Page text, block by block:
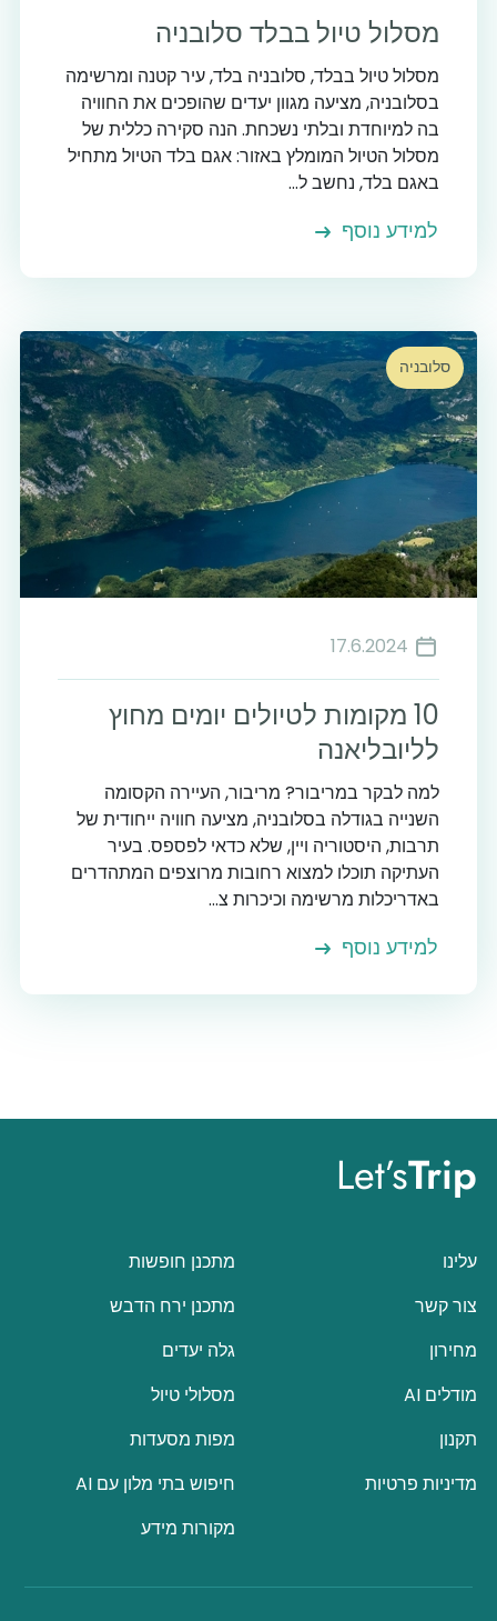
מסלול טיול בבלד סלובניה
מסלול טיול בבלד, סלובניה בלד, עיר קטנה ומרשימה
בסלובניה, מציעה מגוון יעדים שהופכים את החוויה
בה למיוחדת ובלתי נשכחת. הנה סקירה כללית של
מסלול הטיול המומלץ באזור: אגם בלד הטיול מתחיל
באגם בלד, נחשב ל...
למידע נוסף
סלובניה
17.6.2024
10 מקומות לטיולים יומים מחוץ
לליובליאנה
למה לבקר במריבור? מריבור, העיירה הקסומה
השנייה בגודלה בסלובניה, מציעה חוויה ייחודית של
תרבות, היסטוריה ויין, שלא כדאי לפספס. בעיר
העתיקה תוכלו למצוא רחובות מרוצפים המתהדרים
באדריכלות מרשימה וכיכרות צ...
למידע נוסף
Let’sTrip
עלינו
צור קשר
מחירון
מודלים AI
תקנון
מדיניות פרטיות
מתכנן חופשות
מתכנן ירח הדבש
גלה יעדים
מסלולי טיול
מפות מסעדות
חיפוש בתי מלון עם AI
מקורות מידע